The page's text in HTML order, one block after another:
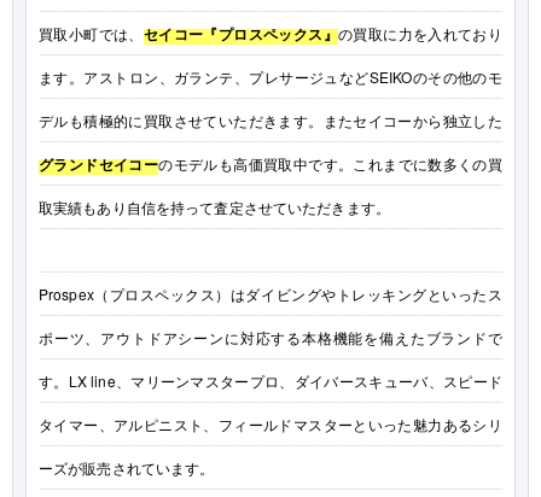
買取小町では、 セイコー『プロスペックス』の買取に力を入れており
ます。アストロン、ガランテ、プレサージュなどSEIKOのその他のモ
デルも積極的に買取させていただきます。またセイコーから独立した
グランドセイコーのモデルも高価買取中です。これまでに数多くの買
取実績もあり自信を持って査定させていただきます。
Prospex（プロスペックス）はダイビングやトレッキングといったス
ポーツ、アウトドアシーンに対応する本格機能を備えたブランドで
す。LX line、マリーンマスタープロ、ダイバースキューバ、スピード
タイマー、アルピニスト、フィールドマスターといった魅力あるシリ
ーズが販売されています。